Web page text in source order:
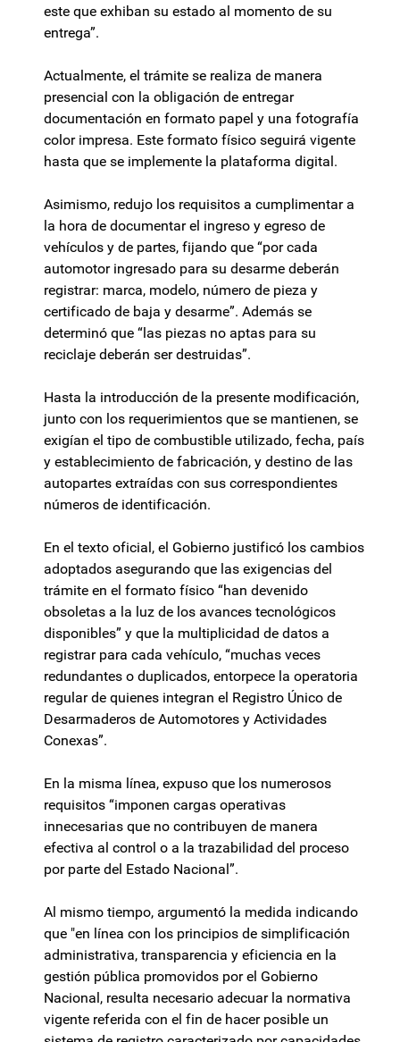
este que exhiban su estado al momento de su
entrega”.
Actualmente, el trámite se realiza de manera
presencial con la obligación de entregar
documentación en formato papel y una fotografía
color impresa. Este formato físico seguirá vigente
hasta que se implemente la plataforma digital.
Asimismo, redujo los requisitos a cumplimentar a
la hora de documentar el ingreso y egreso de
vehículos y de partes, fijando que “por cada
automotor ingresado para su desarme deberán
registrar: marca, modelo, número de pieza y
certificado de baja y desarme”. Además se
determinó que “las piezas no aptas para su
reciclaje deberán ser destruidas”.
Hasta la introducción de la presente modificación,
junto con los requerimientos que se mantienen, se
exigían el tipo de combustible utilizado, fecha, país
y establecimiento de fabricación, y destino de las
autopartes extraídas con sus correspondientes
números de identificación.
En el texto oficial, el Gobierno justificó los cambios
adoptados asegurando que las exigencias del
trámite en el formato físico “han devenido
obsoletas a la luz de los avances tecnológicos
disponibles” y que la multiplicidad de datos a
registrar para cada vehículo, “muchas veces
redundantes o duplicados, entorpece la operatoria
regular de quienes integran el Registro Único de
Desarmaderos de Automotores y Actividades
Conexas”.
En la misma línea, expuso que los numerosos
requisitos “imponen cargas operativas
innecesarias que no contribuyen de manera
efectiva al control o a la trazabilidad del proceso
por parte del Estado Nacional”.
Al mismo tiempo, argumentó la medida indicando
que "en línea con los principios de simplificación
administrativa, transparencia y eficiencia en la
gestión pública promovidos por el Gobierno
Nacional, resulta necesario adecuar la normativa
vigente referida con el fin de hacer posible un